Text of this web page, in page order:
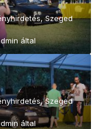
Szeged
által
Szeged
által